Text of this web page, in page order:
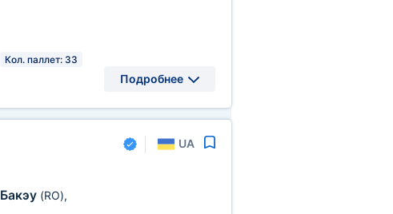
Кол. паллет: 33
Подробнее
UA
Бакэу (RO),